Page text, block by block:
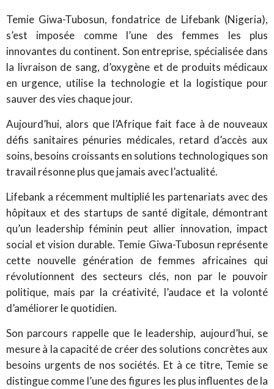
Temie Giwa-Tubosun, fondatrice de Lifebank (Nigeria),
s’est imposée comme l’une des femmes les plus
innovantes du continent. Son entreprise, spécialisée dans
la livraison de sang, d’oxygène et de produits médicaux
en urgence, utilise la technologie et la logistique pour
sauver des vies chaque jour.
Aujourd’hui, alors que l’Afrique fait face à de nouveaux
défis sanitaires pénuries médicales, retard d’accès aux
soins, besoins croissants en solutions technologiques son
travail résonne plus que jamais avec l’actualité.
Lifebank a récemment multiplié les partenariats avec des
hôpitaux et des startups de santé digitale, démontrant
qu’un leadership féminin peut allier innovation, impact
social et vision durable. Temie Giwa-Tubosun représente
cette nouvelle génération de femmes africaines qui
révolutionnent des secteurs clés, non par le pouvoir
politique, mais par la créativité, l’audace et la volonté
d’améliorer le quotidien.
Son parcours rappelle que le leadership, aujourd’hui, se
mesure à la capacité de créer des solutions concrètes aux
besoins urgents de nos sociétés. Et à ce titre, Temie se
distingue comme l’une des figures les plus influentes de la